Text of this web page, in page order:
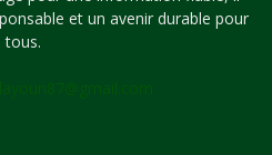
et un avenir durable pour
tous.